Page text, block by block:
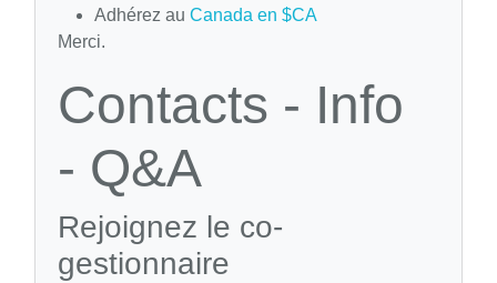
Adhérez au Canada en $CA
Merci.
Contacts - Info
- Q&A
Rejoignez le co-
gestionnaire